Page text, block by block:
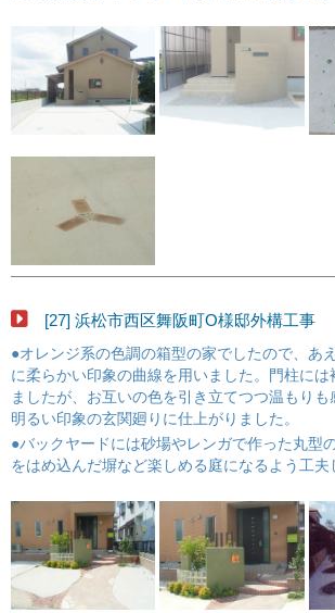
[27] 浜松市西区舞阪町O様邸外構工事
●オレンジ系の色調の箱型の家でしたので、あ
に柔らかい印象の曲線を用いました。門柱には
ましたが、お互いの色を引き立てつつ温もりも
明るい印象の玄関廻りに仕上がりました。
●バックヤードには砂場やレンガで作った丸型
をはめ込んだ塀など楽しめる庭になるよう工夫